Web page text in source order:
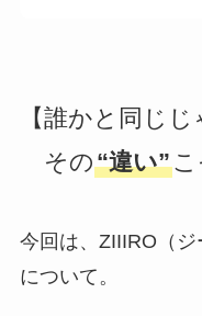
【誰かと同じ
その“違い”こ
今回は、ZIIIRO（
について。